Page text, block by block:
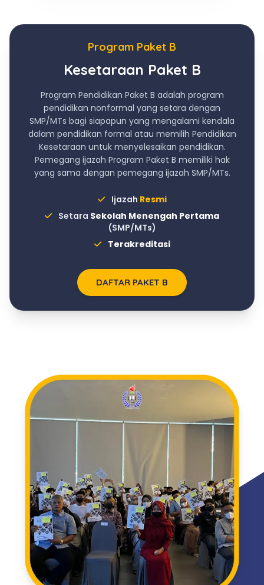
Program Paket B
Kesetaraan Paket B
Program Pendidikan Paket B adalah program
pendidikan nonformal yang setara dengan
SMP/MTs bagi siapapun yang mengalami kendala
dalam pendidikan formal atau memilih Pendidikan
Kesetaraan untuk menyelesaikan pendidikan.
Pemegang ijazah Program Paket B memiliki hak
yang sama dengan pemegang ijazah SMP/MTs.
Ijazah Resmi
Setara Sekolah Menengah Pertama
(SMP/MTs)
Terakreditasi
DAFTAR PAKET B